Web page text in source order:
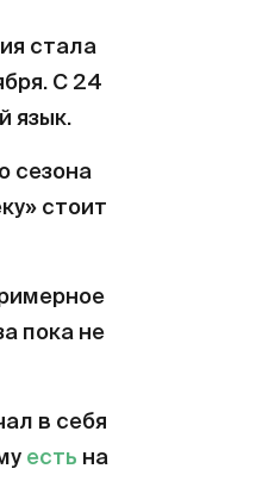
стала
С 24
язык.
сезона
стоит
пока не
в себя
есть на